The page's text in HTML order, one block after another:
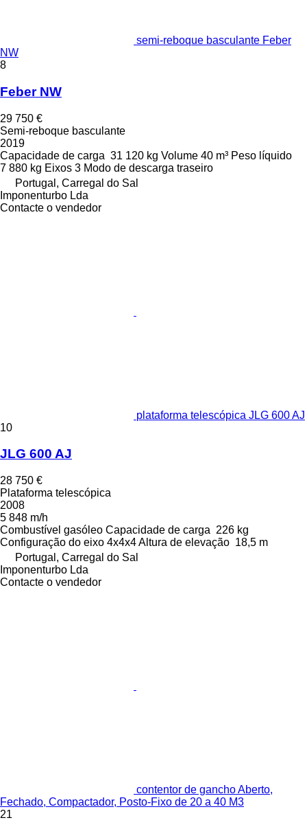
semi-reboque basculante Feber
NW
8
Feber NW
29 750 €
Semi-reboque basculante
2019
Capacidade de carga 31 120 kg Volume 40 m³ Peso líquido
7 880 kg Eixos 3 Modo de descarga traseiro
Portugal, Carregal do Sal
Imponenturbo Lda
Contacte o vendedor
plataforma telescópica JLG 600 AJ
10
JLG 600 AJ
28 750 €
Plataforma telescópica
2008
5 848 m/h
Combustível gasóleo Capacidade de carga 226 kg
Configuração do eixo 4x4x4Altura de elevação 18,5 m
Portugal, Carregal do Sal
Imponenturbo Lda
Contacte o vendedor
contentor de gancho Aberto,
Fechado, Compactador, Posto-Fixo de 20 a 40 M3
21